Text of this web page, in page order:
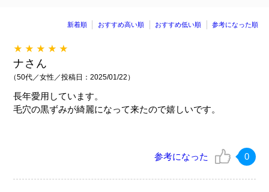
新着順 おすすめ高い順 おすすめ低い順 参考になった順
★★★★★
ナさん
（50代／女性／投稿日：2025/01/22）
長年愛用しています。
毛穴の黒ずみが綺麗になって来たので嬉しいです。
参考になった 0